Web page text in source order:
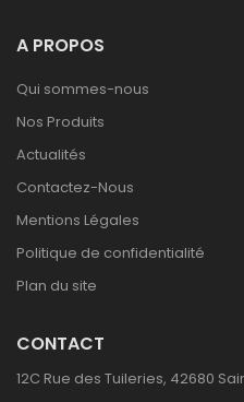
A PROPOS
Qui sommes-nous
Nos Produits
Actualités
Contactez-Nous
Mentions Légales
Politique de confidentialité
Plan du site
CONTACT
12C Rue des Tuileries, 42680